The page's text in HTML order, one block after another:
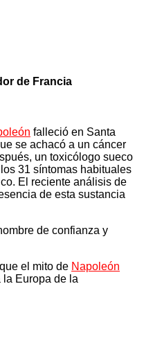
de Francia
falleció en Santa
se achacó a un cáncer
un toxicólogo sueco
31 síntomas habituales
El reciente análisis de
de esta sustancia
de confianza y
el mito de Napoleón
la Europa de la